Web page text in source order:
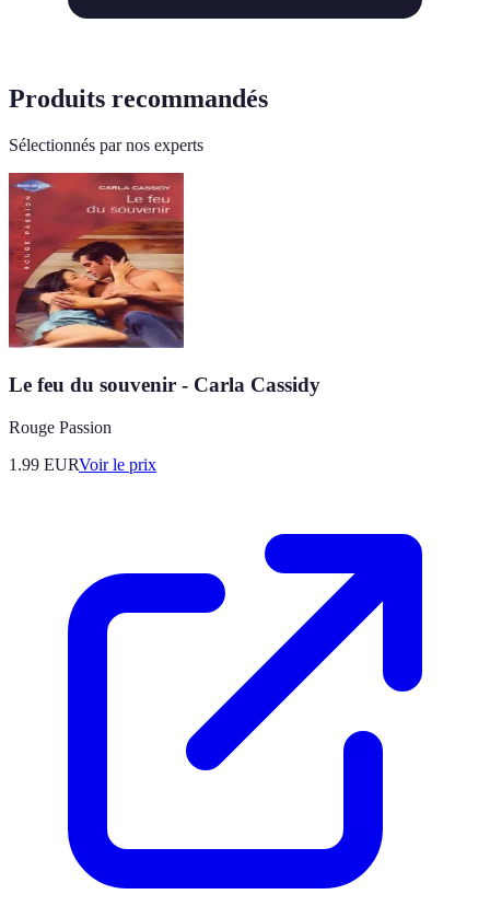
Produits recommandés
Sélectionnés par nos experts
Le feu du souvenir - Carla Cassidy
Rouge Passion
1.99 EURVoir le prix